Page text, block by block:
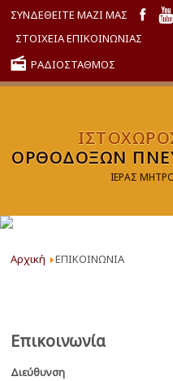
ΣΥΝΔΕΘΕΙΤΕ ΜΑΖΙ ΜΑΣ
ΣΤΟΙΧΕΙΑ ΕΠΙΚΟΙΝΩΝΙΑΣ
ΡΑΔΙΟΣΤΑΘΜΟΣ
ΟΡΘΟΔΟΞΩΝ
ΙΕΡΑΣ
Αρχική ΕΠΙΚΟΙΝΩΝΙΑ
Επικοινωνία
Διεύθυνση